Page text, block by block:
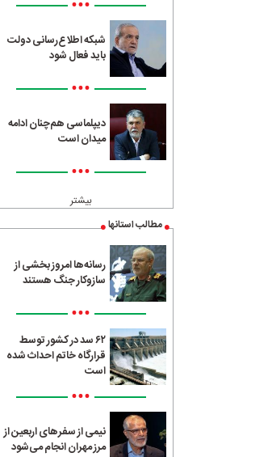
•••
شبکه اطلاع‌رسانی دولت
باید فعال شود
•••
دیپلماسی هم‌چنان ادامه
میدان است
•••
بیشتر
مطالب استانها
رسانه‌ها امروز بخشی از
سازوکار جنگ هستند
•••
۶۲ سد در کشور توسط
قرارگاه خاتم احداث شده
است
•••
نیمی از سفرهای اربعین از
مرز مهران انجام می‌شود